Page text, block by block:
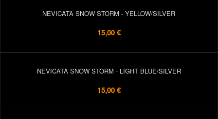
NEVICATA SNOW STORM - YELLOW/SILVER
15,00 €
NEVICATA SNOW STORM - LIGHT BLUE/SILVER
15,00 €